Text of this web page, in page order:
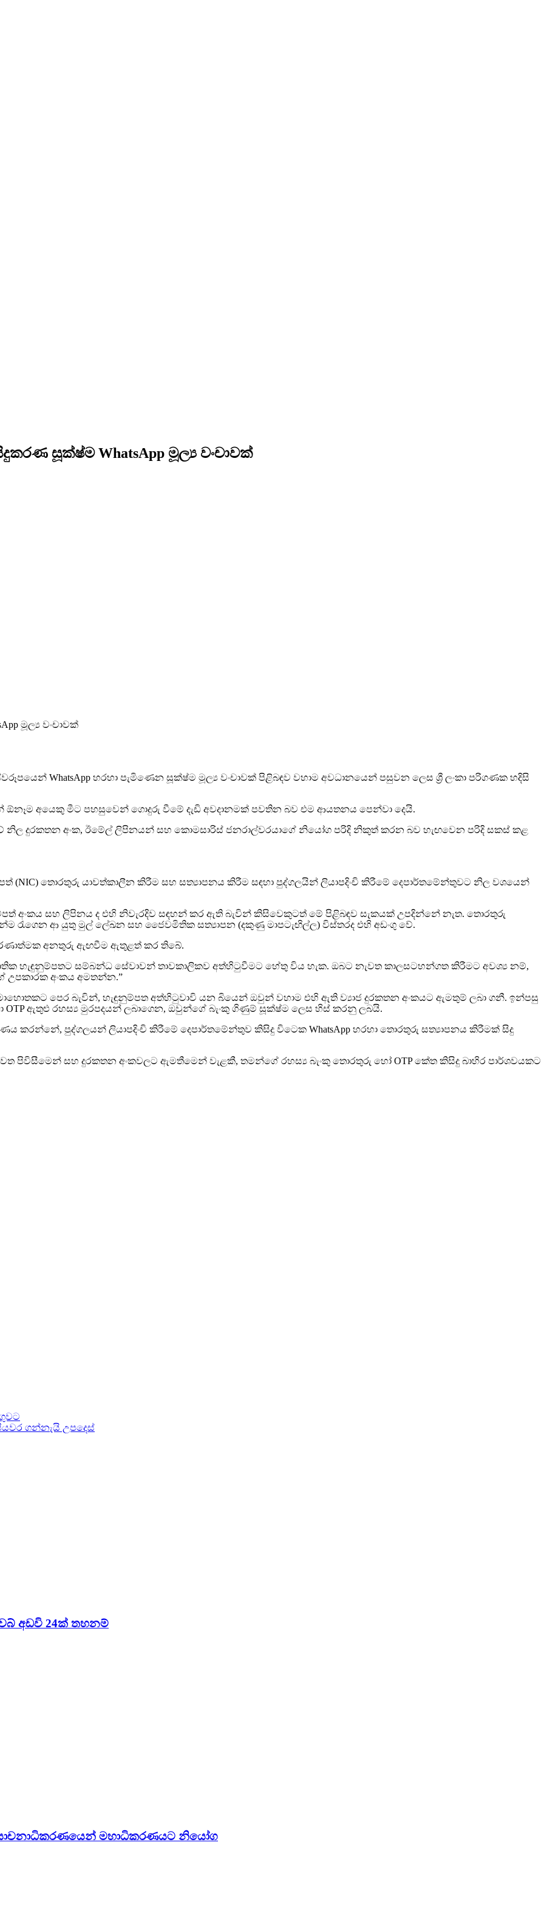
සූක්ෂ්ම WhatsApp මූල්‍ය වංචාවක්
මූල්‍ය වංචාවක්
WhatsApp හරහා පැමිණෙන සූක්ෂ්ම මූල්‍ය වංචාවක් පිළිබඳව වහාම අවධානයෙන් පසුවන ලෙස ශ්‍රී ලංකා පරිගණක හදිසි
අයෙකු මීට පහසුවෙන් ගොදුරු වීමේ දැඩි අවදානමක් පවතින බව එම ආයතනය පෙන්වා දෙයි.
නිල දුරකතන අංක, ඊමේල් ලිපිනයන් සහ කොමසාරිස් ජනරාල්වරයාගේ නියෝග පරිදි නිකුත් කරන බව හැඟවෙන පරිදි සකස් කළ
(NIC) තොරතුරු යාවත්කාලීන කිරීම සහ සත්‍යාපනය කිරීම සඳහා පුද්ගලයින් ලියාපදිංචි කිරීමේ දෙපාර්තමේන්තුවට නිල වශයෙන්
අංකය සහ ලිපිනය ද එහි නිවැරදිව සඳහන් කර ඇති බැවින් කිසිවෙකුටත් මේ පිළිබඳව සැකයක් උපදින්නේ නැත. තොරතුරු
රැගෙන ආ යුතු මුල් ලේඛන සහ ජෛවමිතික සත්‍යාපන (දකුණු මාපටැඟිල්ල) විස්තරද එහි අඩංගු වේ.
අනතුරු ඇඟවීම ඇතුළත් කර තිබේ.
හැඳුනුම්පතට සම්බන්ධ සේවාවන් තාවකාලිකව අත්හිටුවීමට හේතු විය හැක. ඔබට නැවත කාලසටහන්ගත කිරීමට අවශ්‍ය නම්,
උපකාරක අංකය අමතන්න.”
පෙර බැවින්, හැඳුනුම්පත අත්හිටුවාවි යන බියෙන් ඔවුන් වහාම එහි ඇති ව්‍යාජ දුරකතන අංකයට ඇමතුම් ලබා ගනී. ඉන්පසු
ඇතුළු රහස්‍ය මුරපදයන් ලබාගෙන, ඔවුන්ගේ බැංකු ගිණුම් සූක්ෂ්ම ලෙස හිස් කරනු ලබයි.
කරන්නේ, පුද්ගලයන් ලියාපදිංචි කිරීමේ දෙපාර්තමේන්තුව කිසිදු විටෙක WhatsApp හරහා තොරතුරු සත්‍යාපනය කිරීමක් සිදු
පිවිසීමෙන් සහ දුරකතන අංකවලට ඇමතීමෙන් වැළකී, තමන්ගේ රහස්‍ය බැංකු තොරතුරු හෝ OTP කේත කිසිදු බාහිර පාර්ශවයකට
ගන්නැයි උපදෙස්
අඩවි 24ක් තහනම්
මහාධිකරණයට නියෝග